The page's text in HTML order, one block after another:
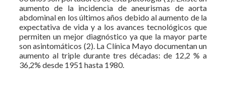
aumento de la incidencia de aneurismas de aorta
abdominal en los últimos años debido al aumento de la
expectativa de vida y a los avances tecnológicos que
permiten un mejor diagnóstico ya que la mayor parte
son asintomáticos (2). La Clínica Mayo documentan un
aumento al triple durante tres décadas: de 12,2 % a
36,2% desde 1951 hasta 1980.